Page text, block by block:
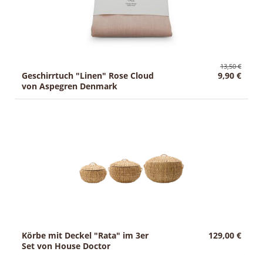
13,50 €
Geschirrtuch "Linen" Rose Cloud
von Aspegren Denmark
9,90 €
Körbe mit Deckel "Rata" im 3er
Set von House Doctor
129,00 €